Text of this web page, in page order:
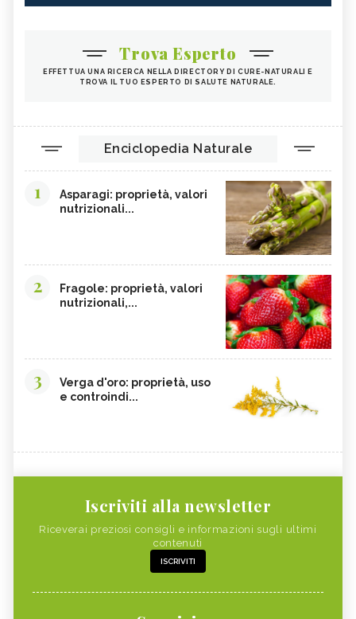
Trova Esperto
EFFETTUA UNA RICERCA NELLA DIRECTORY DI CURE-NATURALI E
TROVA IL TUO ESPERTO DI SALUTE NATURALE.
Enciclopedia Naturale
1
Asparagi: proprietà, valori
nutrizionali...
2
Fragole: proprietà, valori
nutrizionali,...
3
Verga d'oro: proprietà, uso
e controindi...
Iscriviti alla newsletter
Riceverai preziosi consigli e informazioni sugli ultimi
contenuti
ISCRIVITI